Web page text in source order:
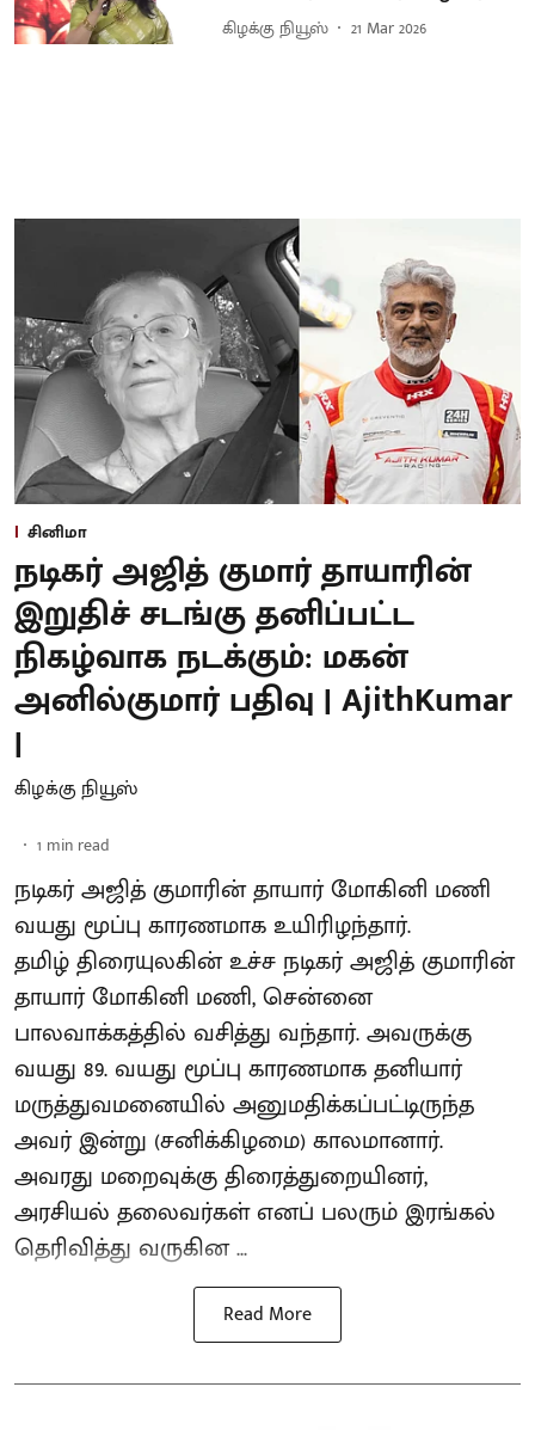
கிழக்கு நியூஸ் 21 Mar 2026
சினிமா
நடிகர் அஜித் குமார் தாயாரின்
இறுதிச் சடங்கு தனிப்பட்ட
நிகழ்வாக நடக்கும்: மகன்
அனில்குமார் பதிவு | AjithKumar
|
கிழக்கு நியூஸ்
1 min read
நடிகர் அஜித் குமாரின் தாயார் மோகினி மணி
வயது மூப்பு காரணமாக உயிரிழந்தார்.
தமிழ் திரையுலகின் உச்ச நடிகர் அஜித் குமாரின்
தாயார் மோகினி மணி, சென்னை
பாலவாக்கத்தில் வசித்து வந்தார். அவருக்கு
வயது 89. வயது மூப்பு காரணமாக தனியார்
மருத்துவமனையில் அனுமதிக்கப்பட்டிருந்த
அவர் இன்று (சனிக்கிழமை) காலமானார்.
அவரது மறைவுக்கு திரைத்துறையினர்,
அரசியல் தலைவர்கள் எனப் பலரும் இரங்கல்
தெரிவித்து வருகின ...
Read More